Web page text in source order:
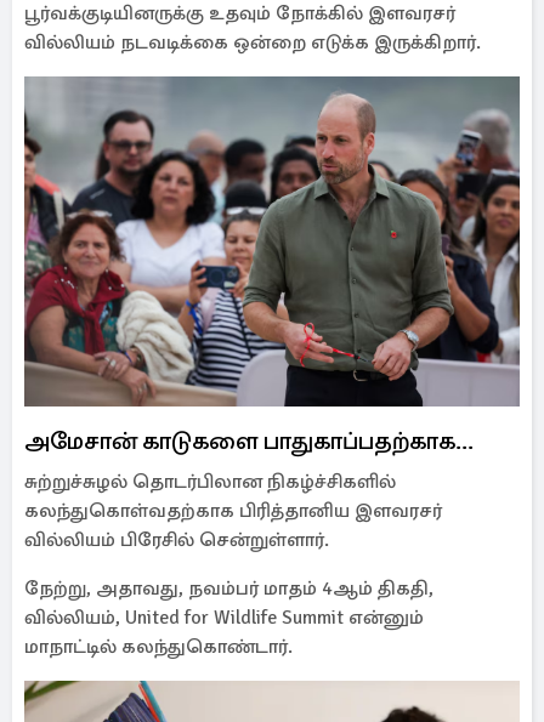
பூர்வக்குடியினருக்கு உதவும் நோக்கில் இளவரசர்
வில்லியம் நடவடிக்கை ஒன்றை எடுக்க இருக்கிறார்.
அமேசான் காடுகளை பாதுகாப்பதற்காக...
சுற்றுச்சுழல் தொடர்பிலான நிகழ்ச்சிகளில்
கலந்துகொள்வதற்காக பிரித்தானிய இளவரசர்
வில்லியம் பிரேசில் சென்றுள்ளார்.
நேற்று, அதாவது, நவம்பர் மாதம் 4ஆம் திகதி,
வில்லியம், United for Wildlife Summit என்னும்
மாநாட்டில் கலந்துகொண்டார்.